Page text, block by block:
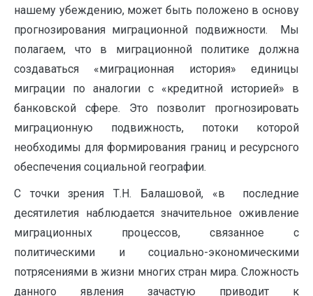
нашему убеждению, может быть положено в основу
прогнозирования миграционной подвижности. Мы
полагаем, что в миграционной политике должна
создаваться «миграционная история» единицы
миграции по аналогии с «кредитной историей» в
банковской сфере. Это позволит прогнозировать
миграционную подвижность, потоки которой
необходимы для формирования границ и ресурсного
обеспечения социальной географии.
С точки зрения Т.Н. Балашовой, «в последние
десятилетия наблюдается значительное оживление
миграционных процессов, связанное с
политическими и социально-экономическими
потрясениями в жизни многих стран мира. Сложность
данного явления зачастую приводит к